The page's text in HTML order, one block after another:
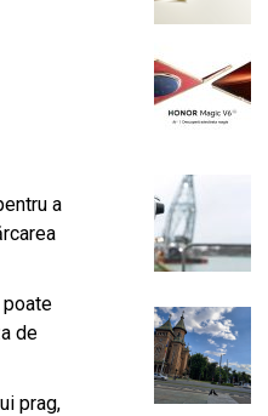
a
poate
de
prag,